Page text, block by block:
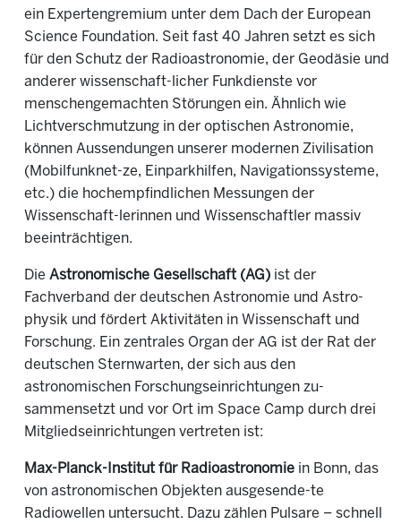
ein Expertengremium unter dem Dach der European
Science Foundation. Seit fast 40 Jahren setzt es sich
für den Schutz der Radioastronomie, der Geodäsie und
anderer wissenschaft-licher Funkdienste vor
menschengemachten Störungen ein. Ähnlich wie
Lichtverschmutzung in der optischen Astronomie,
können Aussendungen unserer modernen Zivilisation
(Mobilfunknet-ze, Einparkhilfen, Navigationssysteme,
etc.) die hochempfindlichen Messungen der
Wissenschaft-lerinnen und Wissenschaftler massiv
beeinträchtigen.
Die Astronomische Gesellschaft (AG) ist der
Fachverband der deutschen Astronomie und Astro-
physik und fördert Aktivitäten in Wissenschaft und
Forschung. Ein zentrales Organ der AG ist der Rat der
deutschen Sternwarten, der sich aus den
astronomischen Forschungseinrichtungen zu-
sammensetzt und vor Ort im Space Camp durch drei
Mitgliedseinrichtungen vertreten ist:
Max-Planck-Institut für Radioastronomie in Bonn, das
von astronomischen Objekten ausgesende-te
Radiowellen untersucht. Dazu zählen Pulsare – schnell